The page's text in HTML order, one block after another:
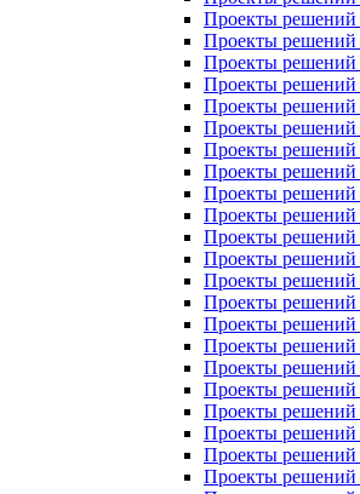
Проекты решений
Проекты решений
Проекты решений
Проекты решений
Проекты решений
Проекты решений
Проекты решений
Проекты решений
Проекты решений
Проекты решений
Проекты решений
Проекты решений
Проекты решений
Проекты решений
Проекты решений
Проекты решений
Проекты решений
Проекты решений
Проекты решений
Проекты решений
Проекты решений
Проекты решений